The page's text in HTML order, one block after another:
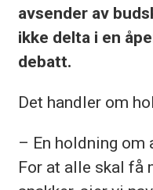
avsender av
ikke delta i en
debatt.
Det handler om
– En holdning om
For at alle skal få